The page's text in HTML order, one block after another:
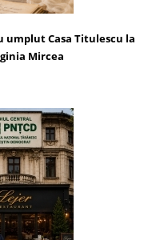
umplut Casa Titulescu la
Mircea